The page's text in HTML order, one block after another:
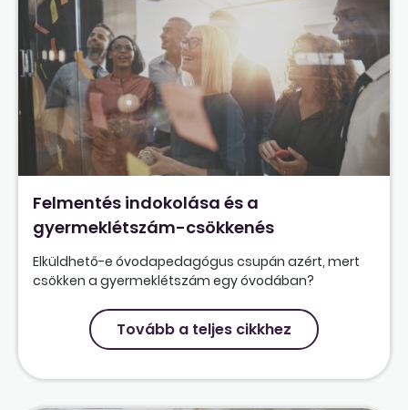
Felmentés indokolása és a
gyermeklétszám-csökkenés
Elküldhető-e óvodapedagógus csupán azért, mert
csökken a gyermeklétszám egy óvodában?
Tovább a teljes cikkhez